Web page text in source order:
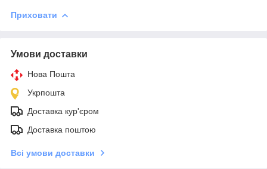
Приховати
Умови доставки
Нова Пошта
Укрпошта
Доставка кур'єром
Доставка поштою
Всі умови доставки